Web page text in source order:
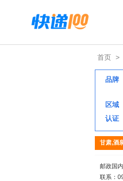
首页 >
品牌
区域
认证
甘肃,酒
邮政国内
联系：